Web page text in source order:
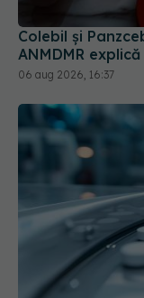
Colebil și
ANMDMR
06 aug 2026, 16:37
Pacienții ar